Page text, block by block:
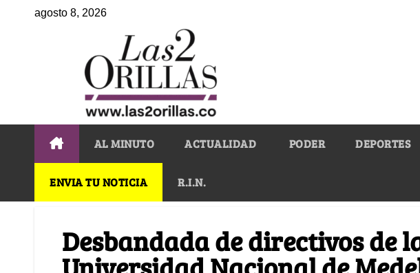
agosto 8, 2026
AL MINUTO ACTUALIDAD PODER DEPORTES
ENVIA TU NOTICIA R.I.N.
Desbandada de directivos de